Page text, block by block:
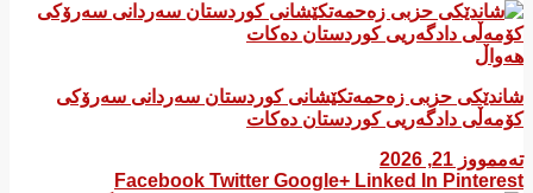
هەواڵ
شاندێکی حزبی زەحمەتکێشانی کوردستان سەردانی سەرۆکی
کۆمەڵی دادگەریی کوردستان دەکات
تەممووز 21, 2026
Facebook Twitter Google+ Linked In Pinterest